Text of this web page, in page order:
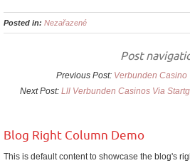
Posted in: Nezařazené
Post
Previous Post: Verbunden Casino
Next Post: Lll Verbunden Casinos Via
Blog Right Column Demo
This is default content to showcase the blog's